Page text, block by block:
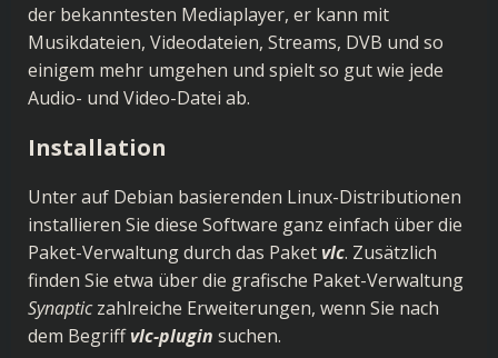
der bekanntesten Mediaplayer, er kann mit
Musikdateien, Videodateien, Streams, DVB und so
einigem mehr umgehen und spielt so gut wie jede
Audio- und Video-Datei ab.
Installation
Unter auf Debian basierenden Linux-Distributionen
installieren Sie diese Software ganz einfach über die
Paket-Verwaltung durch das Paketvlc. Zusätzlich
finden Sie etwa über die grafische Paket-Verwaltung
Synapticzahlreiche Erweiterungen, wenn Sie nach
dem Begriffvlc-plugin suchen.